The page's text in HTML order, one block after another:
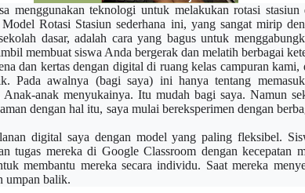
menggunakan teknologi untuk melakukanrotasi
Rotasi Stasiun sederhana ini, yang sangat mirip
dasar, adalah cara yang bagus untuk
membuat siswa Anda bergerak dan melatih berbagai
dan kertas dengan digital di ruang kelas campuran kami,
Pada awalnya (bagi saya) ini hanya tentang
anak menyukainya. Itu mudah bagi saya. Namun
dengan hal itu, saya mulai bereksperimen dengan
digital saya dengan model yang paling fleksibel.
tugas mereka di Google Classroom dengan kecepatan
membantu mereka secara individu. Saat mereka
umpan balik.